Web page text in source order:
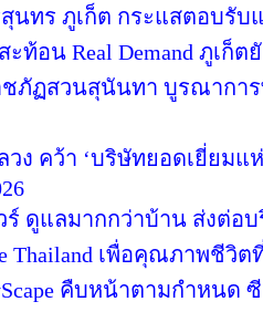
นทร ภูเก็ต กระแสตอบรับ
ท้อน Real Demand ภูเก็ต
ชภัฏสวนสุนันทา บูรณากา
คว้า ‘บริษัทยอดเยี่ยมแห่
ร์ ดูแลมากกว่าบ้าน ส่งต่อ
Thailand เพื่อคุณภาพชี
คืบหน้าตามกำหนด